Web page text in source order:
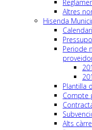
Altres
Hisenda
Periode
Plantilla
Compte
Alts